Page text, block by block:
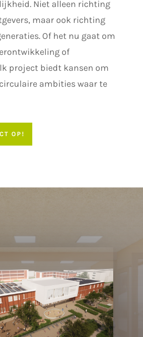
Niet alleen richting
maar ook richting
Of het nu gaat om
of
project biedt kansen om
ambities waar te
OP!